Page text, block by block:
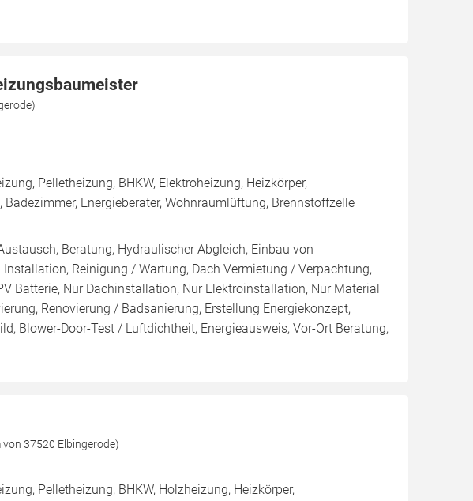
Pelletheizung, BHKW, Elektroheizung, Heizkörper,
Energieberater, Wohnraumlüftung, Brennstoffzelle
Beratung, Hydraulischer Abgleich, Einbau von
Reinigung / Wartung, Dach Vermietung / Verpachtung,
Batterie, Nur Dachinstallation, Nur Elektroinstallation, Nur Material
Renovierung / Badsanierung, Erstellung Energiekonzept,
Blower-Door-Test / Luftdichtheit, Energieausweis, Vor-Ort Beratung,
37520 Elbingerode)
Pelletheizung, BHKW, Holzheizung, Heizkörper,